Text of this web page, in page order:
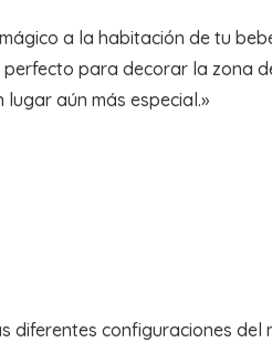
a la habitación de tu
para decorar la zona
aún más especial.»
diferentes configuraciones del